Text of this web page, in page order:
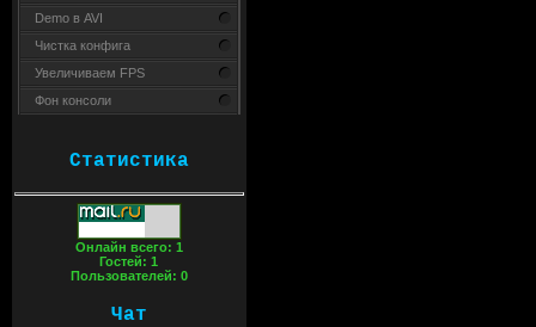
Demo в AVI
Чистка конфига
Увеличиваем FPS
Фон консоли
Статистика
Онлайн всего: 1
Гостей:1
Пользователей: 0
Чат